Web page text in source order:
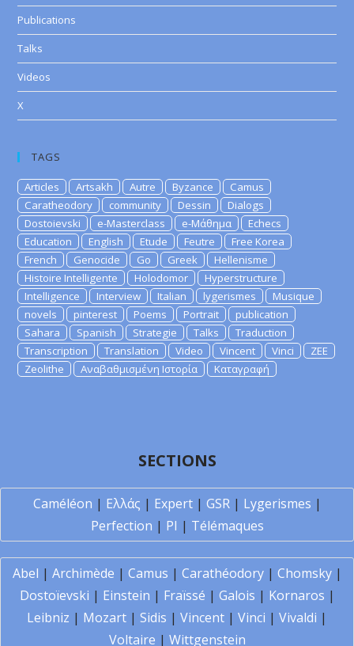
Publications
Talks
Videos
X
TAGS
Articles Artsakh Autre Byzance
Camus
Caratheodory
community Dessin
Dialogs
Dostoievski
e-Masterclass e-Μάθημα
Echecs
Education
English Etude Feutre
Free Korea
French
Genocide Go Greek
Hellenisme
Histoire Intelligente
Holodomor
Hyperstructure
Intelligence
Interview Italian lygerismes
Musique
novels
pinterest Poems Portrait
publication
Sahara
Spanish Strategie Talks
Traduction
Transcription
Translation Video Vincent Vinci
ZEE
Zeolithe
Αναβαθμισμένη Ιστορία Καταγραφή
SECTIONS
Caméléon | Ελλάς | Expert| GSR| Lygerismes |
Perfection | PI | Télémaques
Abel | Archimède | Camus | Carathéodory| Chomsky|
Dostoïevski | Einstein | Fraïssé | Galois | Kornaros |
Leibniz | Mozart | Sidis | Vincent | Vinci | Vivaldi |
Voltaire | Wittgenstein